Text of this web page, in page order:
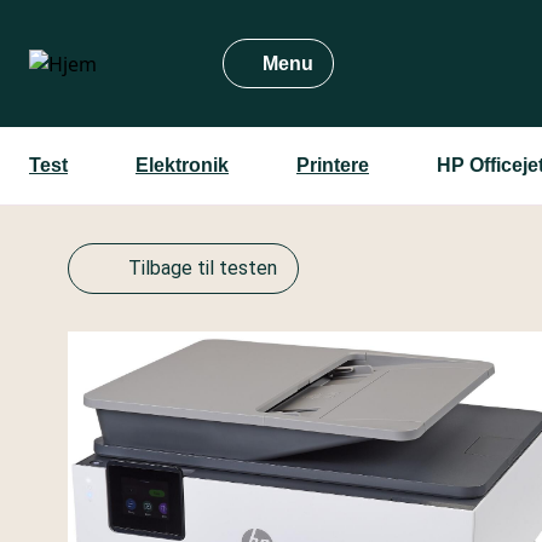
hovedindhold
Menu
Test Elektronik Printere HP
Tilbage til testen